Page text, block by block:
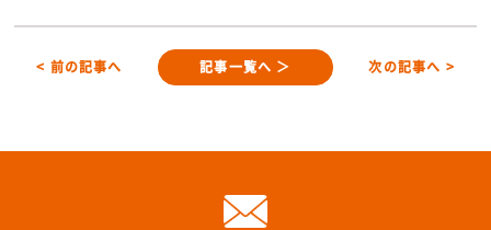
< 前の記事へ 記事一覧へ ＞ 次の記事へ >